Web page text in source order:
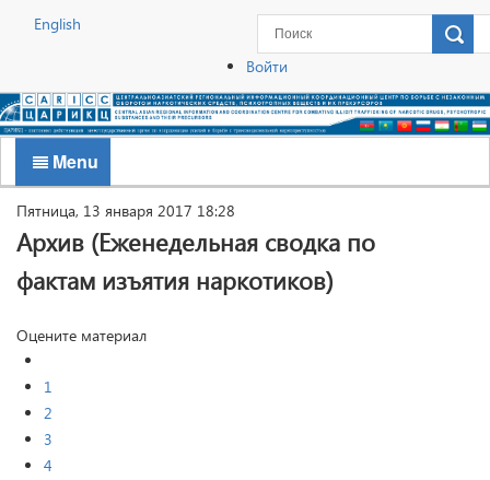
English
Войти
Menu
Пятница, 13 января 2017 18:28
Архив (Еженедельная сводка по
фактам изъятия наркотиков)
Оцените материал
1
2
3
4